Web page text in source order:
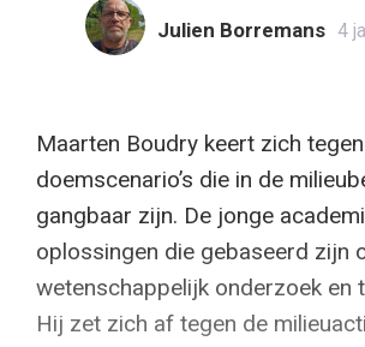
Julien Borremans 4
Maarten Boudry keert zich
doemscenario’s die in de
gangbaar zijn. De jonge
oplossingen die gebaseerd zijn
wetenschappelijk onderzoek en
Hij zet zich af tegen de